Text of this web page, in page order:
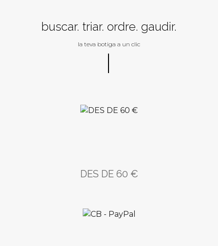
buscar. triar. ordre. gaudir.
la teva botiga a un clic
DES DE 60 €